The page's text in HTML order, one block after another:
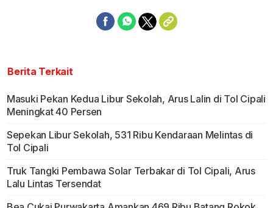
Berita Terkait
Masuki Pekan Kedua Libur Sekolah, Arus Lalin di Tol Cipali
Meningkat 40 Persen
Sepekan Libur Sekolah, 531 Ribu Kendaraan Melintas di
Tol Cipali
Truk Tangki Pembawa Solar Terbakar di Tol Cipali, Arus
Lalu Lintas Tersendat